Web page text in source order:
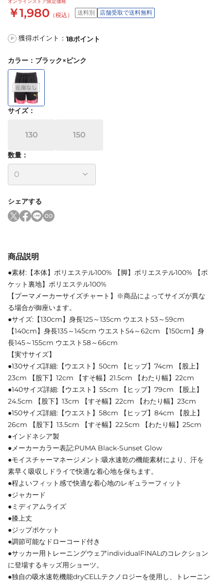
￥1,980 （税込） 送料別 店舗受取で送料無料
P 獲得ポイント： 18ポイント
カラー ： ブラック×ピンク
サイズ：
130 150
数量：
シェアする
商品説明
●素材:【本体】ポリエステル100% 【脚】ポリエステル100% 【ポ
ケット裏地】ポリエステル100%
【プーマメーカーサイズチャート】※商品によってサイズが異な
る場合が御座います。
●サイズ:【130cm】身長125～135cm ウエスト53～59cm
【140cm】身長135～145cm ウエスト54～62cm 【150cm】身
長145～155cm ウエスト58～66cm
【実寸サイズ】
●130サイズ詳細:【ウエスト】50cm 【ヒップ】74cm 【股上】
23cm 【股下】12cm 【すそ幅】21.5cm 【わたり幅】22cm
●140サイズ詳細:【ウエスト】55cm 【ヒップ】79cm 【股上】
24.5cm 【股下】13cm 【すそ幅】22cm 【わたり幅】23cm
●150サイズ詳細:【ウエスト】58cm 【ヒップ】84cm 【股上】
26cm 【股下】13.5cm 【すそ幅】22.5cm 【わたり幅】25cm
●インドネシア製
●メーカーカラー表記:PUMA Black-Sunset Glow
●モイスチャーマネージメント:吸水速乾の機能素材により、汗を
素早く吸収しドライで快適な着心地を保ちます。
●程よいフィット感で快適な着心地のレギュラーフィット
●ジャカード
●ミディアムライズ
●膝上丈
●ジップポケット
●調節可能なドローコード付き
●サッカー用トレーニングウェアindividualFINALのコレクション
に登場するキッズ用ショーツ。
●独自の吸水速乾機能dryCELLテクノロジーを使用し、トレーニン